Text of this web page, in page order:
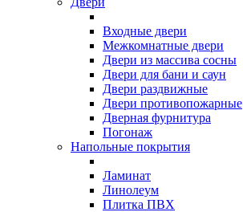
Входные двери
Межкомнатные двери
Двери из массива сосны
Двери для бани и саун
Двери раздвижные
Двери противопожарные
Дверная фурнитура
Погонаж
Напольные покрытия
Ламинат
Линолеум
Плитка ПВХ